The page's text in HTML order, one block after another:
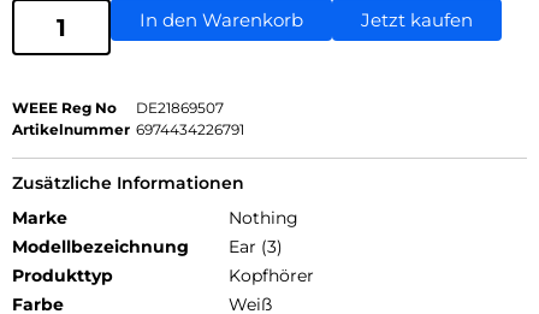
In den Warenkorb Jetzt kaufen
WEEE Reg No
DE21869507
Artikelnummer 6974434226791
Zusätzliche Informationen
Marke
Nothing
Modellbezeichnung
Ear (3)
Produkttyp
Kopfhörer
Farbe
Weiß